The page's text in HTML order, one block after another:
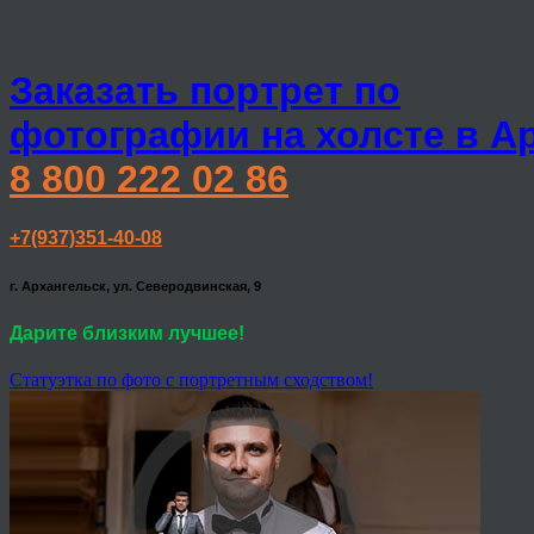
Заказать портрет по
фотографии на холсте в
8 800 222 02 86
+7(937)351-40-08
г. Архангельск, ул. Северодвинская, 9
Дарите близким лучшее!
Статуэтка по фото с портретным сходством!